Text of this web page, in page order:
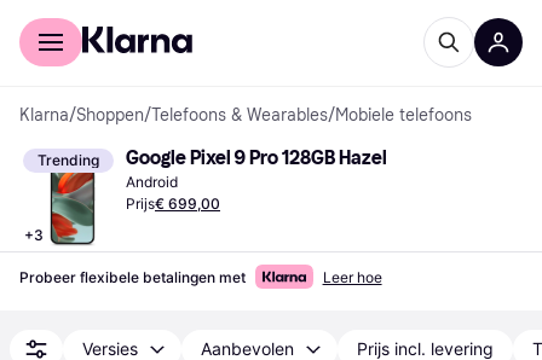
Voor shoppers
Klarna/Shoppen/Telefoons & Wearables/Mobiele telefoons
Trending
+3
Google Pixel 9 Pro 128GB Hazel
Android
Prijs€ 699,00
Probeer flexibele betalingen met Leer hoe
Versies Aanbevolen Prijs incl. levering